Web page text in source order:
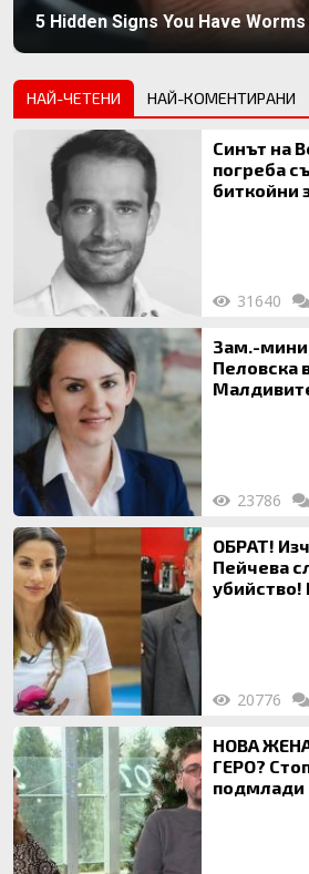
5 Hidden Signs You Have
НАЙ-ЧЕТЕНИ НАЙ-КОМЕНТИРАНИ
Синът на
погреба
биткойни
31640
Зам.-
Пеловска
23786
ОБРАТ!
Пейчева
убийство!
20776
НОВА
ГЕРО?
подмлади